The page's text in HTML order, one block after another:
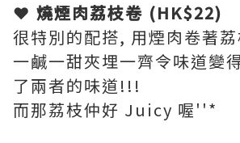
❤ 燒煙肉荔枝卷 (HK$22)
很特別的配搭, 用煙肉卷著荔
一鹹一甜夾埋一齊令味道變
了兩者的味道!!!
而那荔枝仲好 Juicy 喔''*